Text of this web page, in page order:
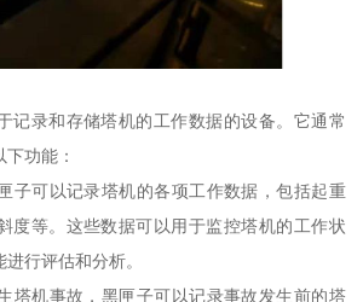
记录和存储塔机的工作数据的设备。它通常
功能：
子可以记录塔机的各项工作数据，包括起重
度等。这些数据可以用于监控塔机的工作状
行评估和分析。
塔机事故，黑匣子可以记录事故发生前的塔